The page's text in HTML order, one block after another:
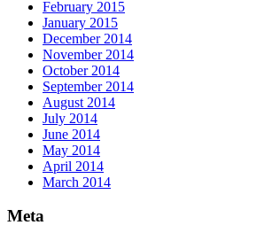
February 2015
January 2015
December 2014
November 2014
October 2014
September 2014
August 2014
July 2014
June 2014
May 2014
April 2014
March 2014
Meta